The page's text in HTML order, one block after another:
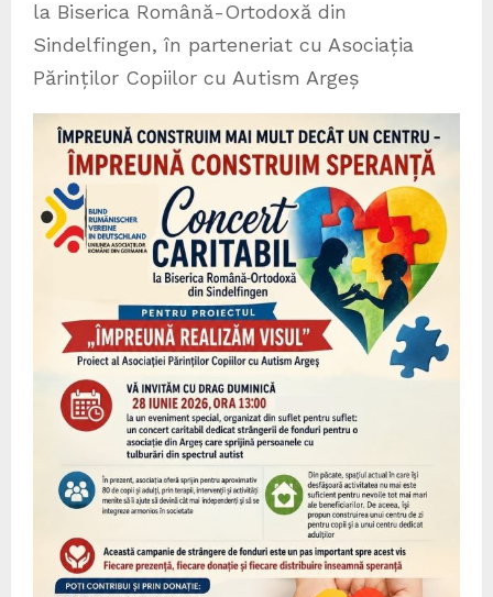
la Biserica Română-Ortodoxă din
Sindelfingen, în parteneriat cu Asociația
Părinților Copiilor cu Autism Argeș